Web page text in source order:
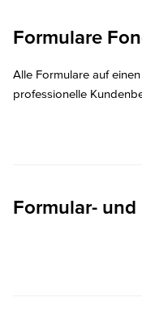
Formulare
Alle Formulare auf
professionelle
Formular-